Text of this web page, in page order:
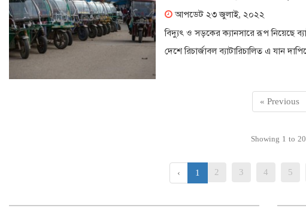
আপডেট ২৩ জুলাই, ২০২২
বিদ্যুৎ ও সড়কের ক্যানসারে রূপ নিয়েছে
দেশে রিচার্জাবল ব্যাটারিচালিত এ যান
« Previous
Showing 1 to 20
‹ 1 2 3 4 5